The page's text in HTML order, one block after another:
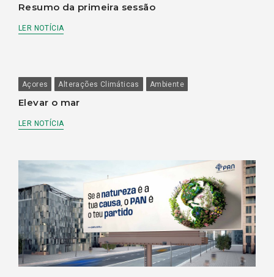
Resumo da primeira sessão
LER NOTÍCIA
Açores Alterações Climáticas Ambiente
Elevar o mar
LER NOTÍCIA